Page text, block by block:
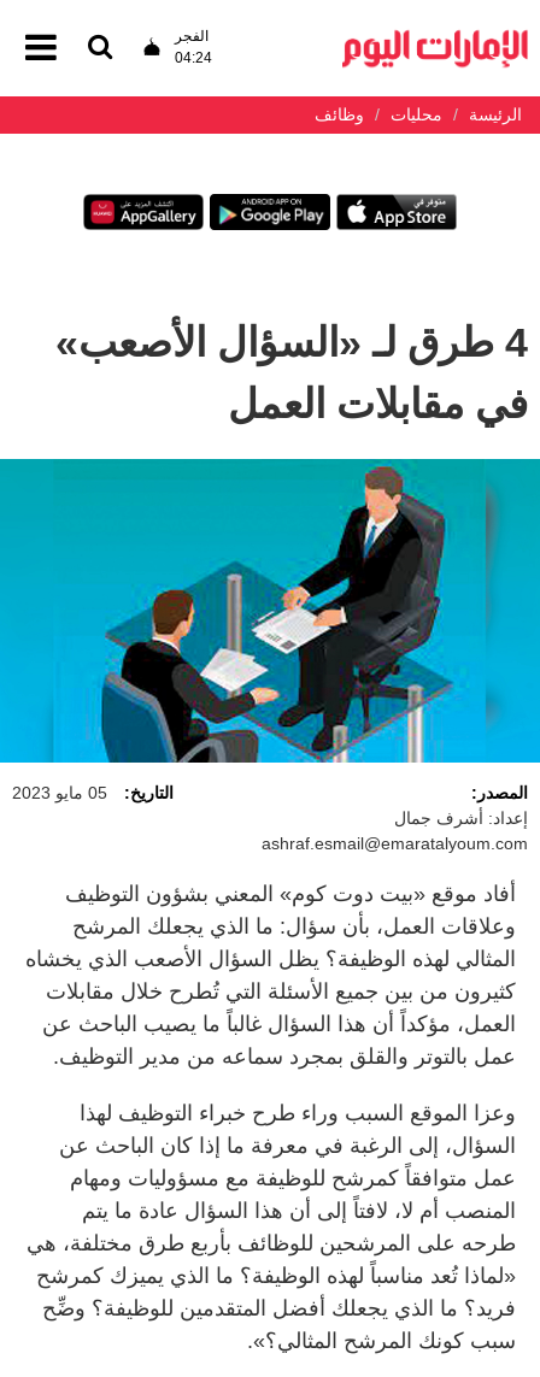
الفجر
04:24
الرئيسة محليات وظائف
4 طرق لـ «السؤال الأصعب»
في مقابلات العمل
المصدر:
إعداد: أشرف جمال
ashraf.esmail@emaratalyoum.com
التاريخ: 05 مايو 2023
أفاد موقع «بيت دوت كوم» المعني بشؤون التوظيف
وعلاقات العمل، بأن سؤال: ما الذي يجعلك المرشح
المثالي لهذه الوظيفة؟ يظل السؤال الأصعب الذي يخشاه
كثيرون من بين جميع الأسئلة التي تُطرح خلال مقابلات
العمل، مؤكداً أن هذا السؤال غالباً ما يصيب الباحث عن
عمل بالتوتر والقلق بمجرد سماعه من مدير التوظيف.
وعزا الموقع السبب وراء طرح خبراء التوظيف لهذا
السؤال، إلى الرغبة في معرفة ما إذا كان الباحث عن
عمل متوافقاً كمرشح للوظيفة مع مسؤوليات ومهام
المنصب أم لا، لافتاً إلى أن هذا السؤال عادة ما يتم
طرحه على المرشحين للوظائف بأربع طرق مختلفة، هي
«لماذا تُعد مناسباً لهذه الوظيفة؟ ما الذي يميزك كمرشح
فريد؟ ما الذي يجعلك أفضل المتقدمين للوظيفة؟ وضِّح
سبب كونك المرشح المثالي؟».